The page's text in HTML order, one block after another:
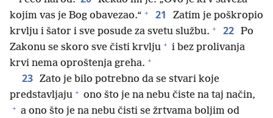
kojim vas je Bog obavezao.“ + 21
Zatim je poškropio
krvlju i šator i sve posude za svetu službu. + 22 Po
Zakonu se skoro sve čisti krvlju + i bez prolivanja
krvi nema oproštenja greha. +
23 Zato je bilo potrebno da se stvari koje
predstavljaju + ono što je na nebu čiste na taj način,
+ a ono što je na nebu čisti se žrtvama boljim od